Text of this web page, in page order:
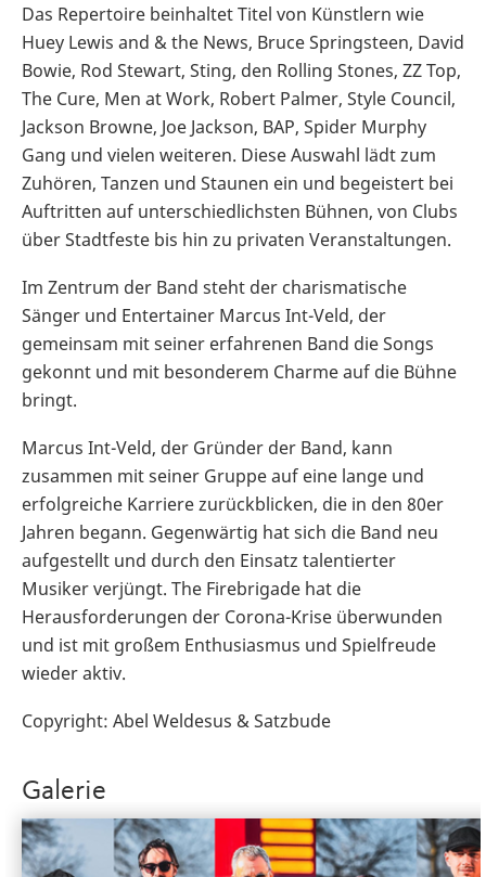
Das Repertoire beinhaltet Titel von Künstlern wie
Huey Lewis and & the News, Bruce Springsteen, David
Bowie, Rod Stewart, Sting, den Rolling Stones, ZZ Top,
The Cure, Men at Work, Robert Palmer, Style Council,
Jackson Browne, Joe Jackson, BAP, Spider Murphy
Gang und vielen weiteren. Diese Auswahl lädt zum
Zuhören, Tanzen und Staunen ein und begeistert bei
Auftritten auf unterschiedlichsten Bühnen, von Clubs
über Stadtfeste bis hin zu privaten Veranstaltungen.
Im Zentrum der Band steht der charismatische
Sänger und Entertainer Marcus Int-Veld, der
gemeinsam mit seiner erfahrenen Band die Songs
gekonnt und mit besonderem Charme auf die Bühne
bringt.
Marcus Int-Veld, der Gründer der Band, kann
zusammen mit seiner Gruppe auf eine lange und
erfolgreiche Karriere zurückblicken, die in den 80er
Jahren begann. Gegenwärtig hat sich die Band neu
aufgestellt und durch den Einsatz talentierter
Musiker verjüngt. The Firebrigade hat die
Herausforderungen der Corona-Krise überwunden
und ist mit großem Enthusiasmus und Spielfreude
wieder aktiv.
Copyright: Abel Weldesus & Satzbude
Galerie